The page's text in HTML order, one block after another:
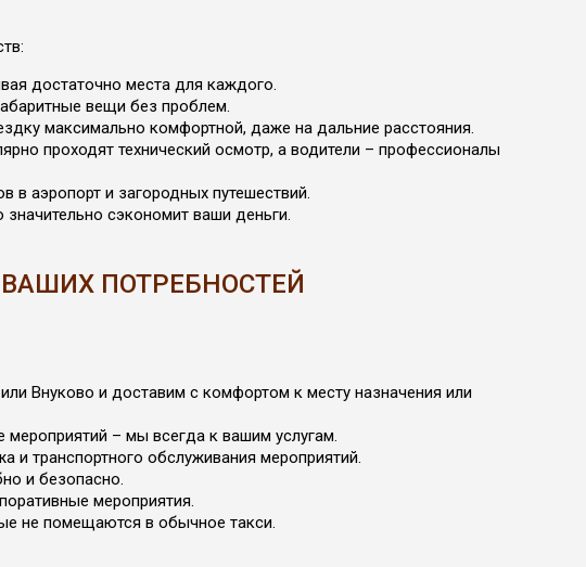
достаточно места для каждого.
вещи без проблем.
максимально комфортной, даже на дальние расстояния.
проходят технический осмотр, а водители – профессионалы
аэропорт и загородных путешествий.
сэкономит ваши деньги.
ПОТРЕБНОСТЕЙ
Внуково и доставим с комфортом к месту назначения или
– мы всегда к вашим услугам.
и транспортного обслуживания мероприятий.
и безопасно.
мероприятия.
не помещаются в обычное такси.